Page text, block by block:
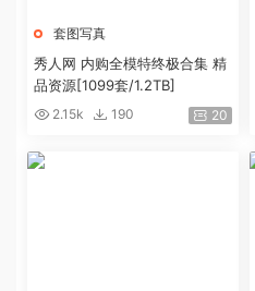
套图写真
秀人网 内购全模特终极合集 精
品资源[1099套/1.2TB]
2.15k 190 20